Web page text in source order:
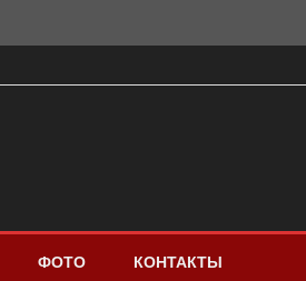
ФОТО КОНТАКТЫ